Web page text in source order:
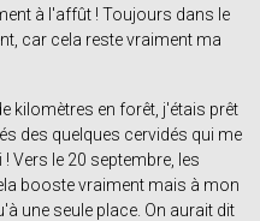
à l'affût ! Toujours dans le
car cela reste vraiment ma
kilomètres en forêt, j'étais prêt
des quelques cervidés qui me
Vers le 20 septembre, les
booste vraiment mais à mon
une seule place. On aurait dit